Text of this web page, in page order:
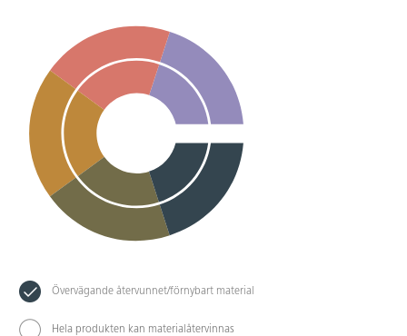
Övervägande återvunnet/förnybart material
Hela produkten kan materialåtervinnas